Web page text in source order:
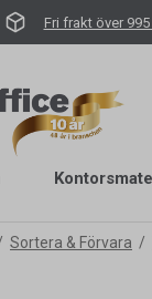
Fri frakt över 995
Sortera & Förvara